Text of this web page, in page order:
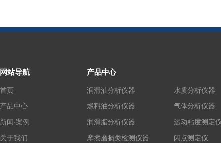
网站导航
首页
产品中心
新闻·案例
关于我们
产品中心
润滑油分析仪器
燃料油分析仪器
润滑脂分析仪器
摩擦磨损类检测仪器
水质分析仪器
气体分析仪器
运动粘度测定
闪点测定仪